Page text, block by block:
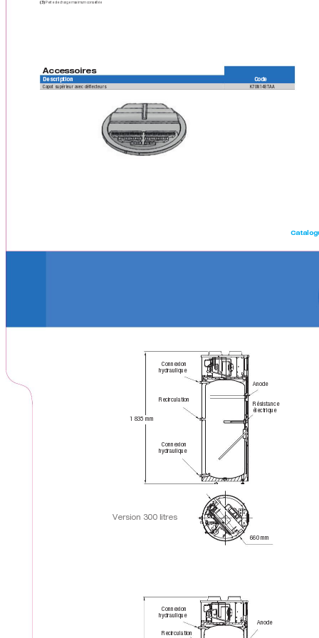
Accessoires
Description Code
Capot supérieur avec déecteurs K70N148TAA
(3) Perte de charge maximum conseillée
Version 300 litres
Connexion
hydraulique
Connexion
hydraulique
Connexion
hydraulique
Anode
Anode
Résistance
électrique
Recirculation
Recirculation
1 835 mm
660 mm